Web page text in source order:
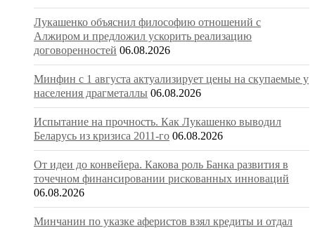
Лукашенко объяснил философию отношений с
Алжиром и предложил ускорить реализацию
договоренностей 06.08.2026
Минфин с 1 августа актуализирует цены на скупаемые у
населения драгметаллы 06.08.2026
Испытание на прочность. Как Лукашенко выводил
Беларусь из кризиса 2011-го 06.08.2026
От идеи до конвейера. Какова роль Банка развития в
точечном финансировании рискованных инноваций
06.08.2026
Минчанин по указке аферистов взял кредиты и отдал